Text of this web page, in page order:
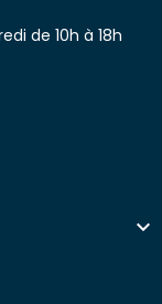
de 10h à 18h
